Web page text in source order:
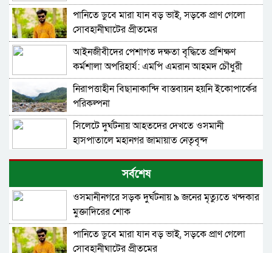
পানিতে ডুবে মারা যান বড় ভাই, সড়কে প্রাণ গেলো
সোবহানীঘাটের প্রীতমের
আইনজীবীদের পেশাগত দক্ষতা বৃদ্ধিতে প্রশিক্ষণ
কর্মশালা অপরিহার্য: এমপি এমরান আহমদ চৌধুরী
নিরাপত্তাহীন বিছানাকান্দি বাস্তবায়ন হয়নি ইকোপার্কের
পরিকল্পনা
সিলেটে দুর্ঘটনায় আহতদের দেখতে ওসমানী
হাসপাতালে মহানগর জামায়াত নেতৃবৃন্দ
৫ বন্ধু সিলেটে এসেছিলেন ঘুরতে, ফেরার পথে
দুর্ঘটনায় মারা যান সাইফুল
সিলেটের সড়ক দুর্ঘটনায় বাউল শিল্পী পেহেলী ভৈরবী
নিহত
সবুজ বাংলাদেশ গড়ার প্রত্যয়ে সিলেটে বাবৌযুপ’র
সর্বশেষ
ওসমানীনগরে সড়ক দুর্ঘটনায় ৯ জনের মৃত্যুতে খন্দকার
মুক্তাদিরের শোক
পানিতে ডুবে মারা যান বড় ভাই, সড়কে প্রাণ গেলো
সোবহানীঘাটের প্রীতমের